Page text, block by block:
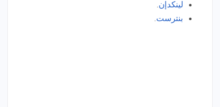
لينكدإن.
بنترست.